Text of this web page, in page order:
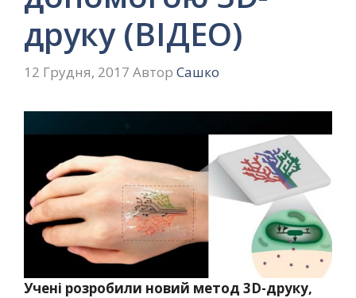
друку (ВІДЕО)
12 Грудня, 2017 Автор Сашко
Учені розробили новий метод 3D-друку,